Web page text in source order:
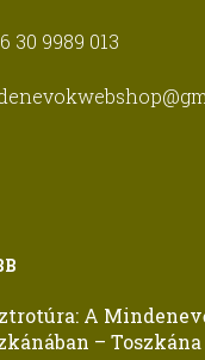
30 9989 013
A
–